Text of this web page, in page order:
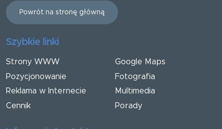
Powrót na stronę główną
Szybkie linki
Strony WWW
Pozycjonowanie
Reklama w Internecie
Cennik
Google Maps
Fotografia
Multimedia
Porady